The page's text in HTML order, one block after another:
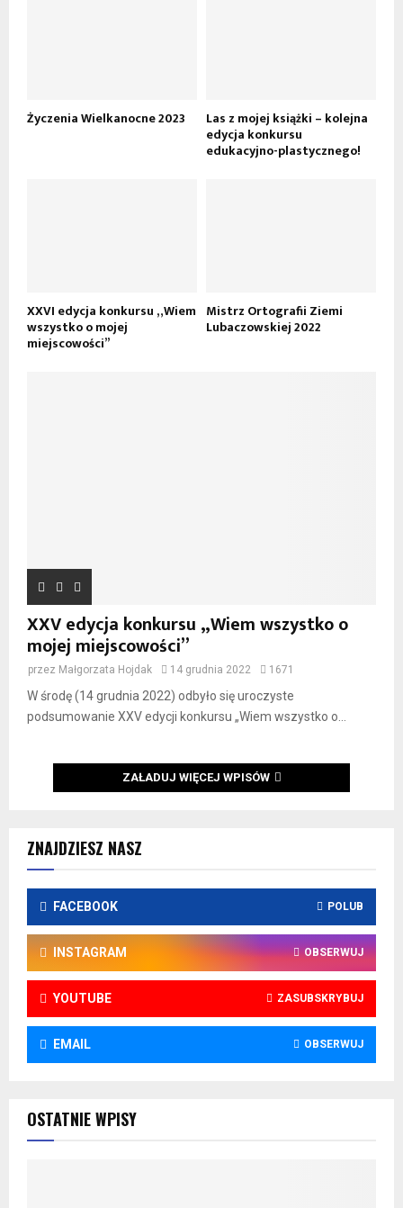
ZNAJDZIESZ NASZ
FACEBOOK POLUB
INSTAGRAM OBSERWUJ
YOUTUBE ZASUBSKRYBUJ
EMAIL OBSERWUJ
OSTATNIE WPISY
Życzenia Wielkanocne 2023 Las z mojej książki – kolejna
edycja konkursu
edukacyjno-plastycznego!
XXVI edycja konkursu „Wiem
wszystko o mojej
miejscowości”
Mistrz Ortografii Ziemi
Lubaczowskiej 2022
XXV edycja konkursu „Wiem wszystko o
mojej miejscowości”
przez Małgorzata Hojdak 14 grudnia 2022 1671
W środę (14 grudnia 2022) odbyło się uroczyste
podsumowanie XXV edycji konkursu „Wiem wszystko o...
ZAŁADUJ WIĘCEJ WPISÓW